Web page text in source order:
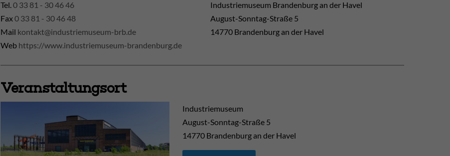
Tel. 0 33 81 - 30 46 46
Fax0 33 81 - 30 46 48
Mail kontakt@industriemuseum-brb.de
Web https://www.industriemuseum-brandenburg.de
Industriemuseum Brandenburg an der Havel
August-Sonntag-Straße 5
14770 Brandenburg an der Havel
Veranstaltungsort
Industriemuseum
August-Sonntag-Straße 5
14770 Brandenburg an der Havel